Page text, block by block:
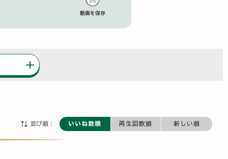
並び順： いいね数順 再生回数順 新しい順